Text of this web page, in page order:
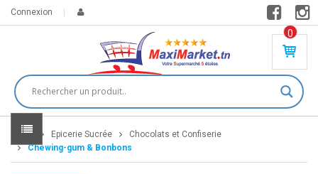
Connexion
0
PR
DU
IT(
S)
Home Epicerie Sucrée
Chocolats et Confiserie
Chewing-gum & Bonbons